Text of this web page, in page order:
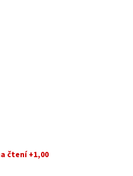
čtení +1,00